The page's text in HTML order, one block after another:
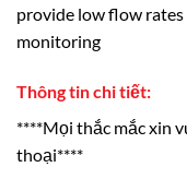
provide low flow
monitoring
Thông tin chi tiết:
****Mọi thắc mắc xin
thoại****